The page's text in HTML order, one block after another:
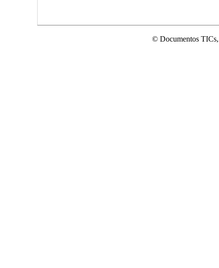
© Documentos